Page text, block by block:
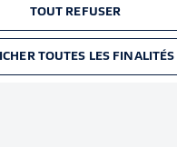
Bundesliga-Gruppe GmbH
votre langue
TOUT REFUSER
TOUTES LES FINALITÉS